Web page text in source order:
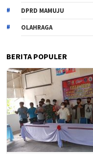
DPRD MAMUJU
OLAHRAGA
BERITA POPULER